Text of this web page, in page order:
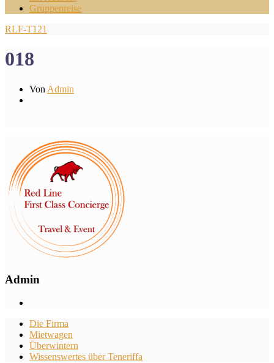
Gruppenreise
RLF-T121
018
Von Admin
Admin
Die Firma
Mietwagen
Überwintern
Wissenswertes über Teneriffa